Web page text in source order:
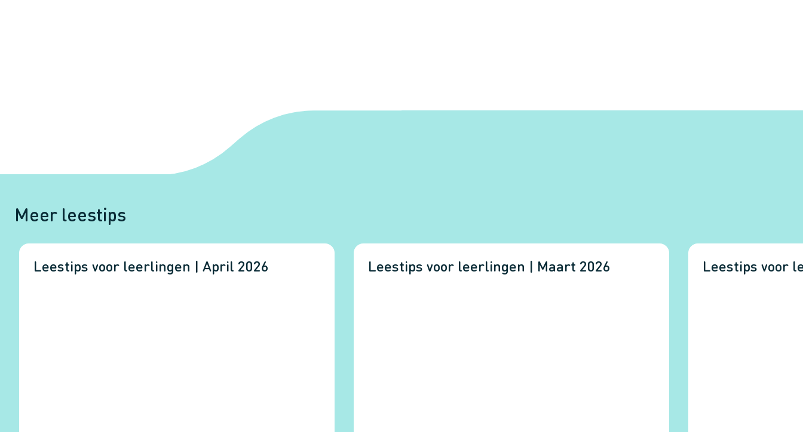
Meer leestips
Leestips voor leerlingen | April 2026 Leestips voor leerlingen | Maart 2026 Leestips voor